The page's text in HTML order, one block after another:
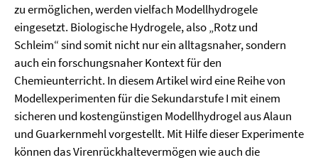
zu ermöglichen, werden vielfach Modellhydrogele
eingesetzt. Biologische Hydrogele, also „Rotz und
Schleim“ sind somit nicht nur ein alltagsnaher, sondern
auch ein forschungsnaher Kontext für den
Chemieunterricht. In diesem Artikel wird eine Reihe von
Modellexperimenten für die Sekundarstufe I mit einem
sicheren und kostengünstigen Modellhydrogel aus Alaun
und Guarkernmehl vorgestellt. Mit Hilfe dieser Experimente
können das Virenrückhaltevermögen wie auch die